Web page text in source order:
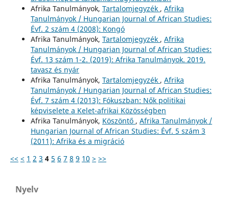
Afrika Tanulmányok, Tartalomjegyzék , Afrika
Tanulmányok / Hungarian Journal of African Studies:
Évf. 2 szám 4 (2008): Kongó
Afrika Tanulmányok, Tartalomjegyzék , Afrika
Tanulmányok / Hungarian Journal of African Studies:
Évf. 13 szám 1-2. (2019): Afrika Tanulmányok. 2019.
tavasz és nyár
Afrika Tanulmányok, Tartalomjegyzék , Afrika
Tanulmányok / Hungarian Journal of African Studies:
Évf. 7 szám 4 (2013): Fókuszban: Nők politikai
képviselete a Kelet-afrikai Közösségben
Afrika Tanulmányok, Köszöntő , Afrika Tanulmányok /
Hungarian Journal of African Studies: Évf. 5 szám 3
(2011): Afrika és a migráció
<< < 1 2 3 4 5 6 7 8 9 10 > >>
Nyelv